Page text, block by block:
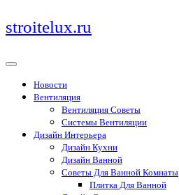
Перейти
к
stroitelux.ru
Новости
Вентиляция
Вентиляция Советы
Системы Вентиляции
Дизайн Интерьера
Дизайн Кухни
Дизайн Ванной
Советы Для Ванной Комнаты
Плитка Для Ванной